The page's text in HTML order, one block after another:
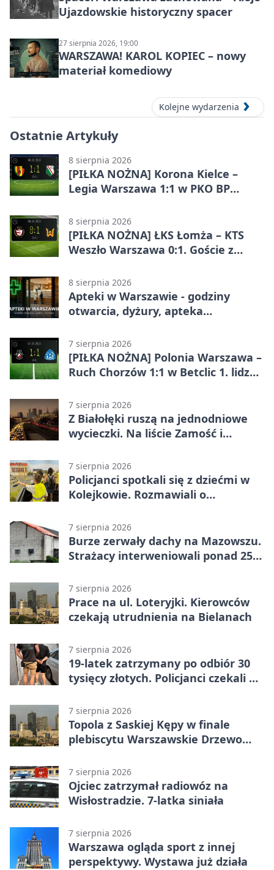
Ujazdowskie historyczny spacer
27 sierpnia 2026, 19:00
WARSZAWA! KAROL KOPIEC – nowy
materiał komediowy
Kolejne wydarzenia
Ostatnie Artykuły
8 sierpnia 2026
[PIŁKA NOŻNA] Korona Kielce –
Legia Warszawa 1:1 w PKO BP
zwycięstwo z rąk
8 sierpnia 2026
[PIŁKA NOŻNA] ŁKS Łomża – KTS
Weszło Warszawa 0:1. Goście z
w Betclic 3. Lidze Grupa 1 (Grupa I)
8 sierpnia 2026
Apteki w Warszawie - godziny
otwarcia, dyżury, apteka
7 sierpnia 2026
[PIŁKA NOŻNA] Polonia Warszawa –
Ruch Chorzów 1:1 w Betclic 1. lidze.
7 sierpnia 2026
Z Białołęki ruszą na jednodniowe
wycieczki. Na liście Zamość i
7 sierpnia 2026
Policjanci spotkali się z dziećmi w
Kolejkowie. Rozmawiali o
7 sierpnia 2026
Burze zerwały dachy na Mazowszu.
Strażacy interweniowali ponad 250
7 sierpnia 2026
Prace na ul. Loteryjki. Kierowców
czekają utrudnienia na Bielanach
7 sierpnia 2026
19-latek zatrzymany po odbiór 30
tysięcy złotych. Policjanci czekali w
7 sierpnia 2026
Topola z Saskiej Kępy w finale
plebiscytu Warszawskie Drzewo
7 sierpnia 2026
Ojciec zatrzymał radiowóz na
Wisłostradzie. 7-latka siniała
7 sierpnia 2026
Warszawa ogląda sport z innej
perspektywy. Wystawa już działa